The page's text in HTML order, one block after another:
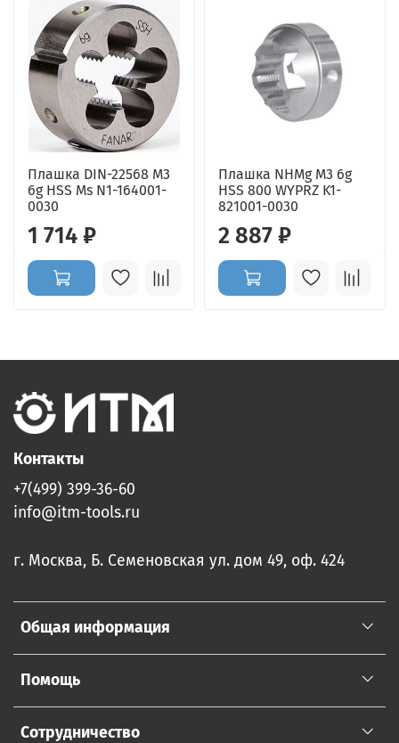
Плашка DIN-22568 M3
6g HSS Ms N1-164001-
0030
1 714 ₽
Плашка NHMg M3 6g
HSS 800 WYPRZ K1-
821001-0030
2 887 ₽
Общая информация
Помощь
Сотрудничество
Контакты
+7(499) 399-36-60
info@itm-tools.ru
г. Москва, Б. Семеновская ул. дом 49, оф. 424